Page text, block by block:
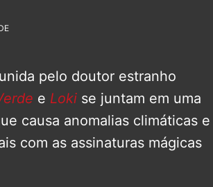
pelo doutor estranho
e Loki se juntam em uma
causa anomalias climáticas e
com as assinaturas mágicas